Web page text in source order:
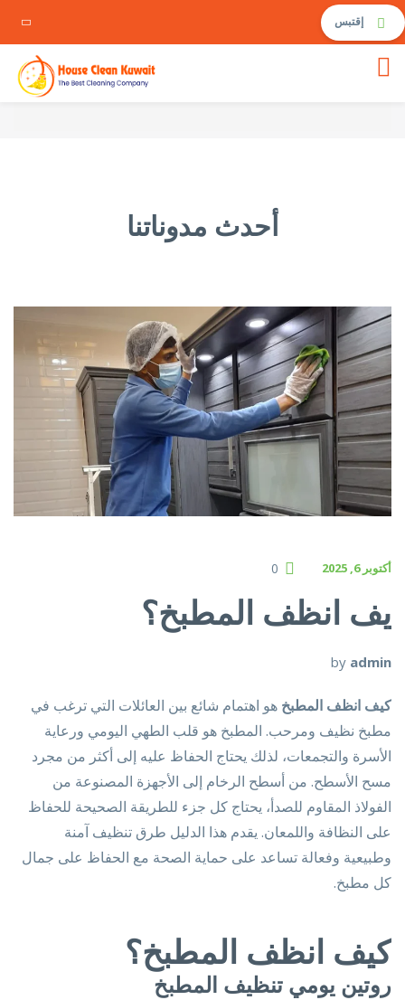
إقتبس
أحدث مدوناتنا
أكتوبر 6, 2025 0
يف انظف المطبخ؟
by admin
كيف انظف المطبخ هو اهتمام شائع بين العائلات التي ترغب في
مطبخ نظيف ومرحب. المطبخ هو قلب الطهي اليومي ورعاية
الأسرة والتجمعات، لذلك يحتاج الحفاظ عليه إلى أكثر من مجرد
مسح الأسطح. من أسطح الرخام إلى الأجهزة المصنوعة من
الفولاذ المقاوم للصدأ، يحتاج كل جزء للطريقة الصحيحة للحفاظ
على النظافة واللمعان. يقدم هذا الدليل طرق تنظيف آمنة
وطبيعية وفعالة تساعد على حماية الصحة مع الحفاظ على جمال
كل مطبخ.
كيف انظف المطبخ؟
روتين يومي تنظيف المطبخ